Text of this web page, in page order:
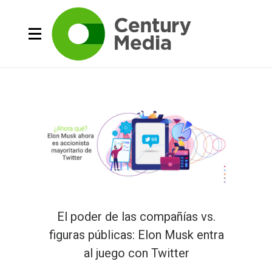
El poder de las compañías vs.
figuras públicas: Elon Musk entra
al juego con Twitter